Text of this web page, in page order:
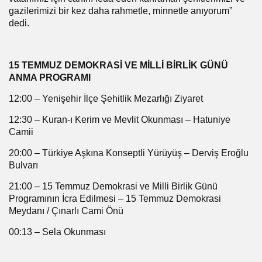
gazilerimizi bir kez daha rahmetle, minnetle anıyorum”
dedi.
15 TEMMUZ DEMOKRASİ VE MİLLİ BİRLİK GÜNÜ
ANMA PROGRAMI
12:00 – Yenişehir İlçe Şehitlik Mezarlığı Ziyaret
12:30 – Kuran-ı Kerim ve Mevlit Okunması – Hatuniye
Camii
20:00 – Türkiye Aşkına Konseptli Yürüyüş – Derviş Eroğlu
Bulvarı
21:00 – 15 Temmuz Demokrasi ve Milli Birlik Günü
Programının İcra Edilmesi – 15 Temmuz Demokrasi
Meydanı / Çınarlı Cami Önü
00:13 – Sela Okunması